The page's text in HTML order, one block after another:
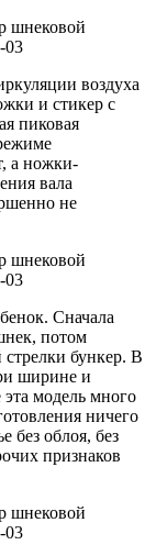
воздуха
и стикер с
пиковая
а ножки-
вала
не
Сначала
потом
бункер. В
ширине и
модель много
ничего
без облоя, без
признаков